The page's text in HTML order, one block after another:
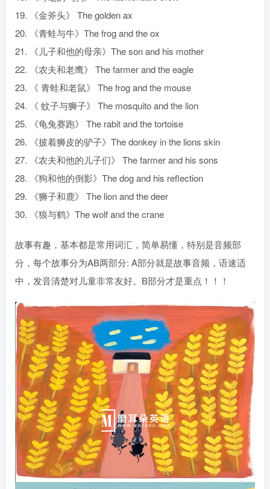
19. 《金斧头》 The golden ax
20. 《青蛙与牛》The frog and the ox
21. 《儿子和他的母亲》The son and his mother
22. 《农夫和老鹰》 The farmer and the eagle
23. 《 青蛙和老鼠》 The frog and the mouse
24. 《 蚊子与狮子》 The mosquito and the lion
25. 《龟兔赛跑》 The rabit and the tortoise
26. 《披着狮皮的驴子》The donkey in the lions skin
27. 《农夫和他的儿子们》 The farmer and his sons
28. 《狗和他的倒影》The dog and his reflection
29. 《狮子和鹿》 The lion and the deer
30. 《狼与鹤》The wolf and the crane
故事有趣，基本都是常用词汇，简单易懂，特别是音频部
分，每个故事分为AB两部分: A部分就是故事音频，语速适
中，发音清楚对儿童非常友好。B部分才是重点！！！